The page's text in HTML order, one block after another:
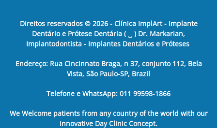
Direitos reservados © 2026- Clínica ImplArt - Implante
Dentário e Prótese Dentária ( ‿ ) Dr. Markarian,
Implantodontista - Implantes Dentários e Próteses
Endereço: Rua Cincinnato Braga, n 37, conjunto 112, Bela
Vista, São Paulo-SP, Brazil
Telefone e WhatsApp: 011 99598-1866
We Welcome patients from any country of the world with our
innovative Day Clinic Concept.